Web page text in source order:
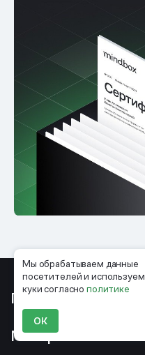
Мы обрабатываем данные
посетителей и используем
куки согласнополитике
ОК
Продукты
Материалы